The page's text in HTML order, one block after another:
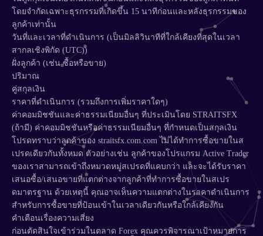
โดยจำกัดเฉพาะธุรกรรมที่เกิดขึ้น 15 นาทีก่อนและหลังธุรกรรมของ
ลูกค้าเท่านั้น
วันที่และเวลาที่ดำเนินการ (เป็นมิลลิวินาทีที่ใกล้เคียงที่สุดในเวลา
สากลเชิงพิกัด (UTC))
ฝั่งลูกค้า (เช่น ซื้อหรือขาย)
ปริมาณ
คู่สกุลเงิน
ราคาที่ดำเนินการ (รวมถึงการเพิ่มราคาใดๆ)
ค่าคอมมิชชันและค่าธรรมเนียมอื่นๆ ที่ประเมินโดย STRAITSFX
(ถ้ามี) ค่าคอมมิชชันหรือค่าธรรมเนียมอื่นๆ ที่กำหนดเป็นสกุลเงิน
โปรดทราบว่าลูกค้าของ straitsfx.com.com ไม่ได้ทำการซื้อขายในส
เปรดเดียวกันทั้งหมด ตัวอย่างเช่น ลูกค้าของโปรแกรม Active Trader
ของเราสามารถเข้าถึงหมวดหมู่สเปรดที่แคบกว่า และจะได้รับราคา
เสนอซื้อ/เสนอขายที่แตกต่างจากลูกค้าที่ทำการซื้อขายในสเปร
ดมาตรฐาน ด้วยเหตุนี้ คุณอาจเห็นความแตกต่างในราคาดำเนินการ
สำหรับการซื้อขายที่ป้อนเข้าในเวลาเดียวกันหรือใกล้เคียงกัน
คำเตือนเรื่องความเสี่ยง
ก่อนตัดสินใจเข้าร่วมในตลาด Forex คุณควรพิจารณาเป้าหมายการ